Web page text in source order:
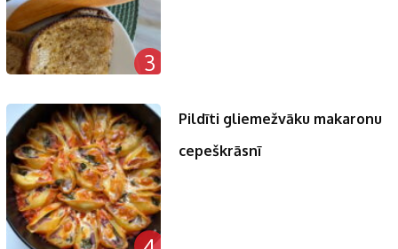
3
Pildīti gliemežvāku makaronu
cepeškrāsnī